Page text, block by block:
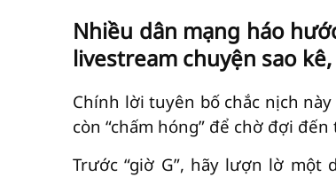
Nhiều dân mạng háo
livestream chuyện sao
Chính lời tuyên bố chắc nịch
còn “chấm hóng” để chờ đợi
Trước “giờ G”, hãy lượn lờ một